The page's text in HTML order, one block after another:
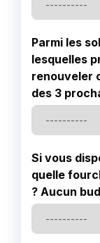
Parmi les
lesquelles
renouveler
des 3
Si vous
quelle
? Aucun